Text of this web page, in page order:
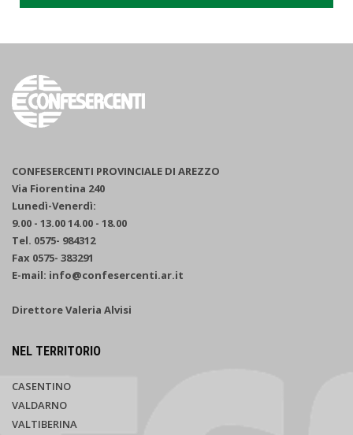
CONFESERCENTI PROVINCIALE DI AREZZO
Via Fiorentina 240
Lunedì-Venerdì:
9.00 - 13.00 14.00 - 18.00
Tel. 0575- 984312
Fax 0575- 383291
E-mail: info@confesercenti.ar.it
Direttore Valeria Alvisi
NEL TERRITORIO
CASENTINO
VALDARNO
VALTIBERINA